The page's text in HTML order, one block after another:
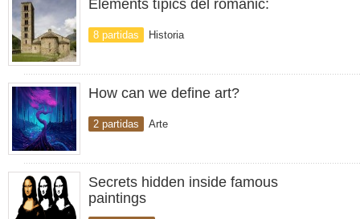
Elements típics del romànic:
8 partidas Historia
How can we define art?
2 partidas Arte
Secrets hidden inside famous
paintings